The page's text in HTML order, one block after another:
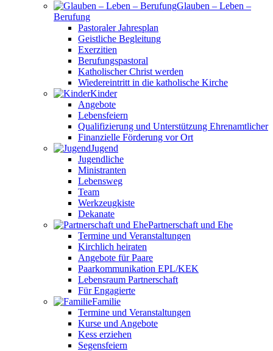
Glauben – Leben –
Berufung
Pastoraler Jahresplan
Geistliche Begleitung
Exerzitien
Berufungspastoral
Katholischer Christ werden
Wiedereintritt in die katholische Kirche
Kinder
Angebote
Lebensfeiern
Qualifizierung und Unterstützung Ehrenamtlicher
Finanzielle Förderung vor Ort
Jugend
Jugendliche
Ministranten
Lebensweg
Team
Werkzeugkiste
Dekanate
Partnerschaft und Ehe
Termine und Veranstaltungen
Kirchlich heiraten
Angebote für Paare
Paarkommunikation EPL/KEK
Lebensraum Partnerschaft
Für Engagierte
Familie
Termine und Veranstaltungen
Kurse und Angebote
Kess erziehen
Segensfeiern